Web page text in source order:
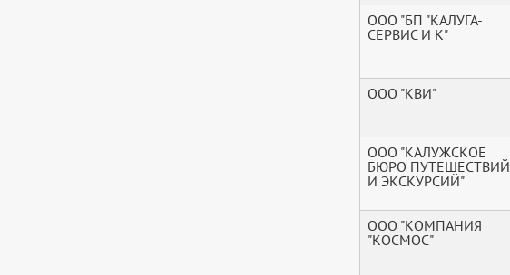
ООО "БП "КАЛУГА-
СЕРВИС И К"
ООО "КВИ"
ООО "КАЛУЖСКОЕ
БЮРО ПУТЕШЕСТВИЙ
И ЭКСКУРСИЙ"
ООО "КОМПАНИЯ
"КОСМОС"